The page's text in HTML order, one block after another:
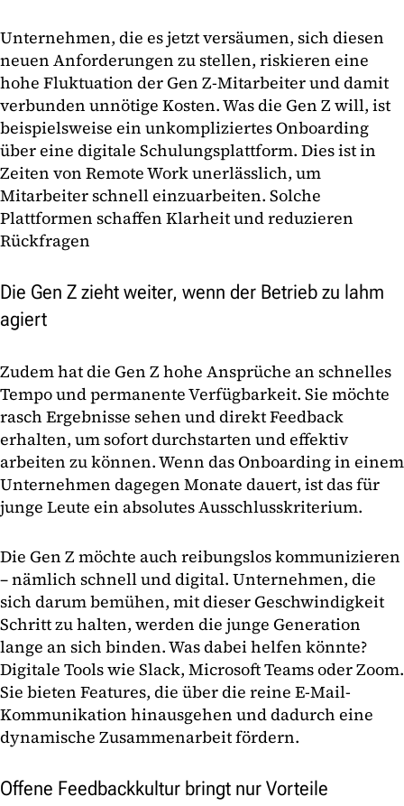
Unternehmen, die es jetzt versäumen, sich diesen
neuen Anforderungen zu stellen, riskieren eine
hohe Fluktuation der Gen Z-Mitarbeiter und damit
verbunden unnötige Kosten. Was die Gen Z will, ist
beispielsweise ein unkompliziertes Onboarding
über eine digitale Schulungsplattform. Dies ist in
Zeiten von Remote Work unerlässlich, um
Mitarbeiter schnell einzuarbeiten. Solche
Plattformen schaffen Klarheit und reduzieren
Rückfragen
Die Gen Z zieht weiter, wenn der Betrieb zu lahm
agiert
Zudem hat die Gen Z hohe Ansprüche an schnelles
Tempo und permanente Verfügbarkeit. Sie möchte
rasch Ergebnisse sehen und direkt Feedback
erhalten, um sofort durchstarten und effektiv
arbeiten zu können. Wenn das Onboarding in einem
Unternehmen dagegen Monate dauert, ist das für
junge Leute ein absolutes Ausschlusskriterium.
Die Gen Z möchte auch reibungslos kommunizieren
– nämlich schnell und digital. Unternehmen, die
sich darum bemühen, mit dieser Geschwindigkeit
Schritt zu halten, werden die junge Generation
lange an sich binden. Was dabei helfen könnte?
Digitale Tools wie Slack, Microsoft Teams oder Zoom.
Sie bieten Features, die über die reine E-Mail-
Kommunikation hinausgehen und dadurch eine
dynamische Zusammenarbeit fördern.
Offene Feedbackkultur bringt nur Vorteile